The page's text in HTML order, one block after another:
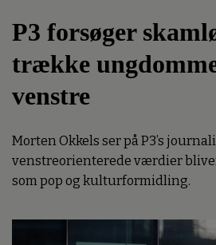
P3 forsøger
trække
venstre
Morten Okkels ser på P3’s
venstreorienterede værdier
som pop og kulturformidling.